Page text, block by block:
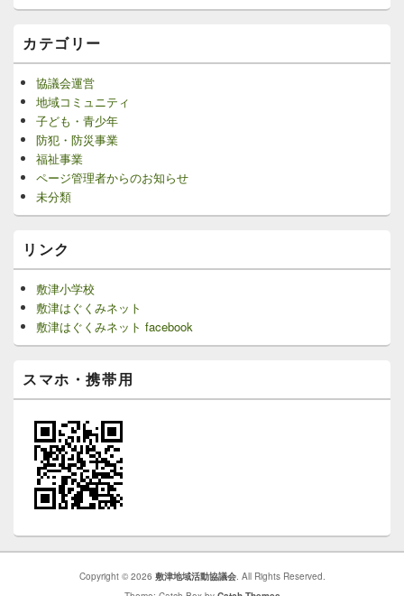
カテゴリー
協議会運営
地域コミュニティ
子ども・青少年
防犯・防災事業
福祉事業
ページ管理者からのお知らせ
未分類
リンク
敷津小学校
敷津はぐくみネット
敷津はぐくみネット facebook
スマホ・携帯用
Copyright © 2026 敷津地域活動協議会. All Rights Reserved.